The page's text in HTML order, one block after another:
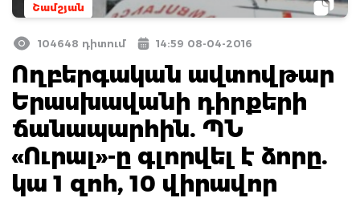
Շամշյան
104648 դիտում 14:59 08-04-2016
Ողբերգական ավտովթար
Երասխավանի դիրքերի
ճանապարհին. ՊՆ
«Ուրալ»-ը գլորվել է ձորը.
կա 1 զոհ, 10 վիրավոր